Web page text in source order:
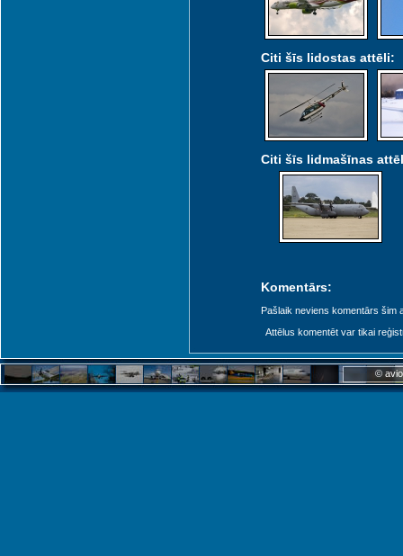
Citi šīs lidostas attēli:
Citi šīs lidmašīnas
Komentārs:
Pašlaik neviens komentārs šim
Attēlus komentēt var tikai
©